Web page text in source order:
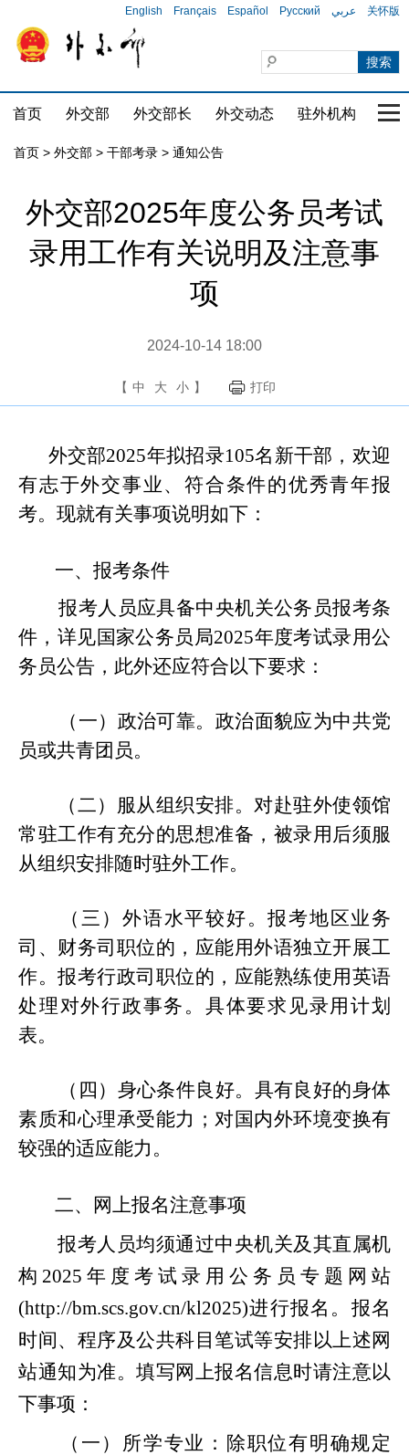
English Français Español Русский عربي 关怀版
首页 外交部 外交部长 外交动态 驻外机构 国
首页 > 外交部 > 干部考录 > 通知公告
外交部2025年度公务员考试
录用工作有关说明及注意事
项
2024-10-14 18:00
【 中 大 小 】 打印
外交部2025年拟招录105名新干部，欢迎
有志于外交事业、符合条件的优秀青年报
考。现就有关事项说明如下：
一、报考条件
报考人员应具备中央机关公务员报考条
件，详见国家公务员局2025年度考试录用公
务员公告，此外还应符合以下要求：
（一）政治可靠。政治面貌应为中共党
员或共青团员。
（二）服从组织安排。对赴驻外使领馆
常驻工作有充分的思想准备，被录用后须服
从组织安排随时驻外工作。
（三）外语水平较好。报考地区业务
司、财务司职位的，应能用外语独立开展工
作。报考行政司职位的，应能熟练使用英语
处理对外行政事务。具体要求见录用计划
表。
（四）身心条件良好。具有良好的身体
素质和心理承受能力；对国内外环境变换有
较强的适应能力。
二、网上报名注意事项
报考人员均须通过中央机关及其直属机
构 2025 年度考试录用公务员专题网站
(http://bm.scs.gov.cn/kl2025)进行报名。报名
时间、程序及公共科目笔试等安排以上述网
站通知为准。填写网上报名信息时请注意以
下事项：
（一）所学专业：除职位有明确规定